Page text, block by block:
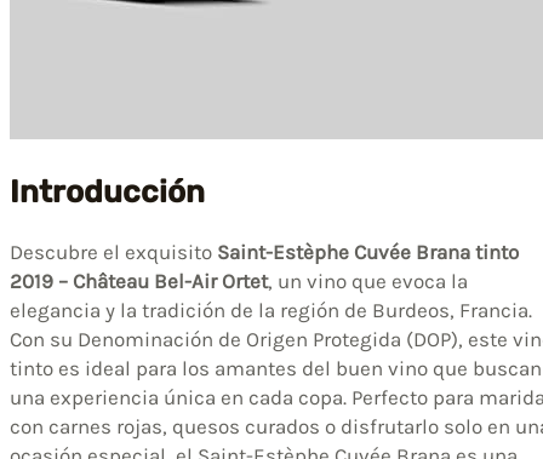
Introducción
Descubre el exquisito Saint-Estèphe Cuvée Brana tinto
2019 – Château Bel-Air Ortet, un vino que evoca la
elegancia y la tradición de la región de Burdeos, Francia.
Con su Denominación de Origen Protegida (DOP), este
tinto es ideal para los amantes del buen vino que buscan
una experiencia única en cada copa. Perfecto para
con carnes rojas, quesos curados o disfrutarlo solo en